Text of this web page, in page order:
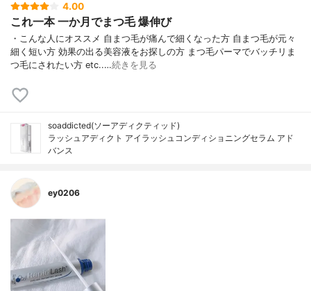
4.00
これ一本 一か月でまつ毛 爆伸び
・こんな人にオススメ 自まつ毛が痛んで細くなった方 自まつ毛が元々
細く短い方 効果の出る美容液をお探しの方 まつ毛パーマでバッチリま
つ毛にされたい方 etc..…続きを見る
soaddicted(ソーアディクティッド)
ラッシュアディクト アイラッシュコンディショニングセラム アド
バンス
ey0206